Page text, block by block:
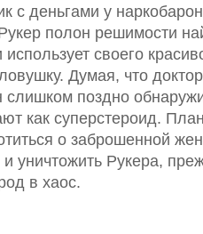
с деньгами у
полон решимости
своего
Думая, что
слишком поздно
как суперстероид.
о заброшенной
уничтожить Рукера,
в хаос.